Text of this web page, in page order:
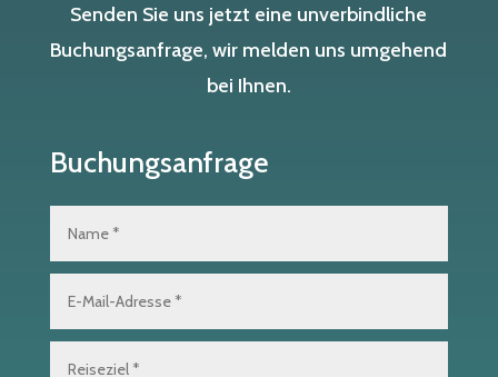
Senden Sie uns jetzt eine unverbindliche
Buchungsanfrage, wir melden uns umgehend
bei Ihnen.
Buchungsanfrage